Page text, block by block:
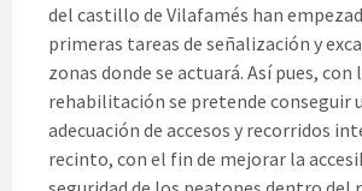
del castillo de Vilafamés han
primeras tareas de señalización y
zonas donde se actuará. Así pues,
rehabilitación se pretende conseguir
adecuación de accesos y recorridos
recinto, con el fin de mejorar la